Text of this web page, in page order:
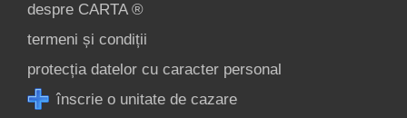
despre CARTA ®
termeni și condiții
protecția datelor cu caracter personal
înscrie o unitate de cazare